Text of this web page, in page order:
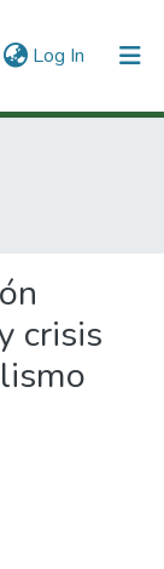
Log In (current)
crisis